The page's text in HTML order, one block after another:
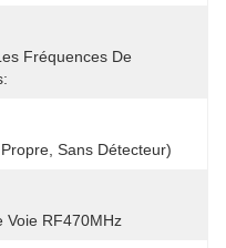
Fréquences De
Sans Détecteur)
Voie RF470MHz